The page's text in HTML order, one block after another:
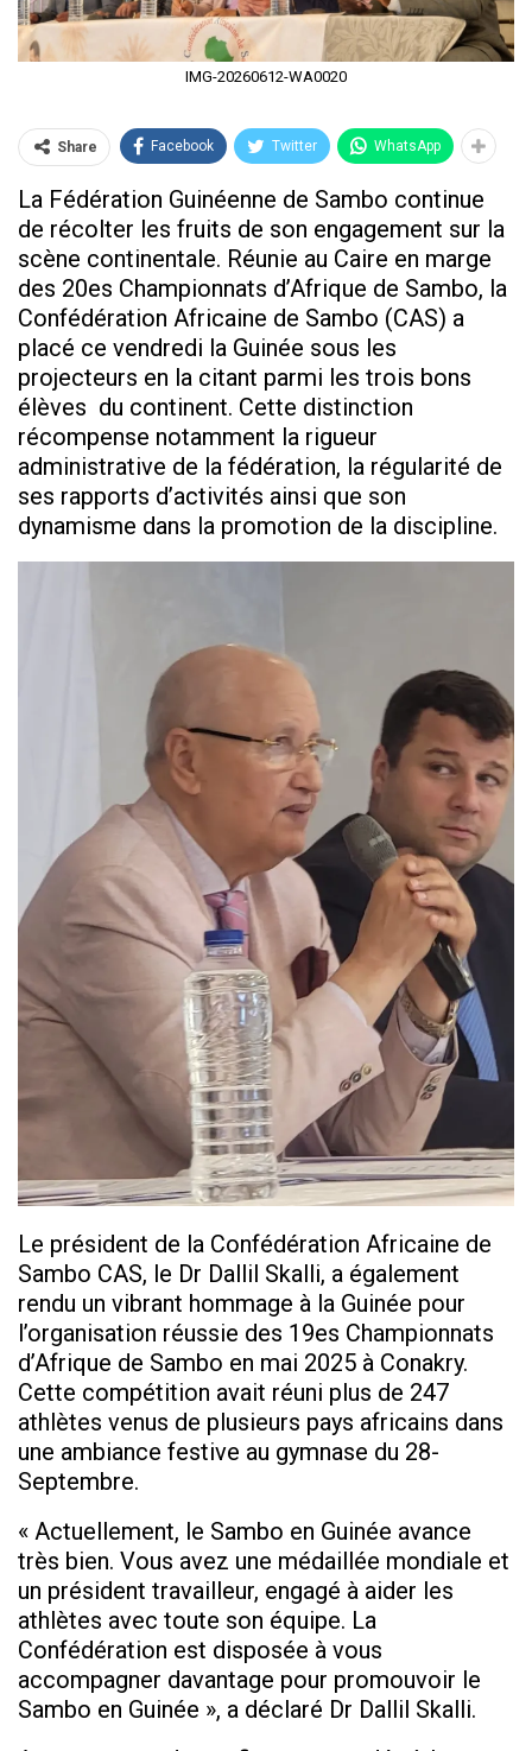
IMG-20260612-WA0020
Share Facebook Twitter WhatsApp
La Fédération Guinéenne de Sambo continue
de récolter les fruits de son engagement sur la
scène continentale. Réunie au Caire en marge
des 20es Championnats d’Afrique de Sambo, la
Confédération Africaine de Sambo (CAS) a
placé ce vendredi la Guinée sous les
projecteurs en la citant parmi les trois bons
élèves du continent. Cette distinction
récompense notamment la rigueur
administrative de la fédération, la régularité de
ses rapports d’activités ainsi que son
dynamisme dans la promotion de la discipline.
Le président de la Confédération Africaine de
Sambo CAS, le Dr Dallil Skalli, a également
rendu un vibrant hommage à la Guinée pour
l’organisation réussie des 19es Championnats
d’Afrique de Sambo en mai 2025 à Conakry.
Cette compétition avait réuni plus de 247
athlètes venus de plusieurs pays africains dans
une ambiance festive au gymnase du 28-
Septembre.
« Actuellement, le Sambo en Guinée avance
très bien. Vous avez une médaillée mondiale et
un président travailleur, engagé à aider les
athlètes avec toute son équipe. La
Confédération est disposée à vous
accompagner davantage pour promouvoir le
Sambo en Guinée », a déclaré Dr Dallil Skalli.